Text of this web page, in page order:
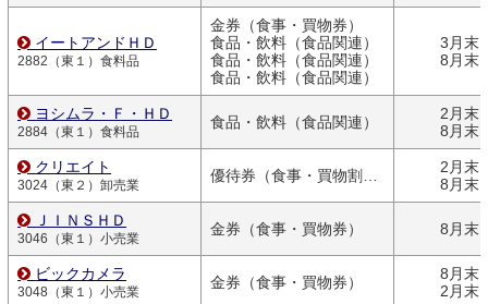
イートアンドＨＤ
2882（東１）食料品
金券（食事・買物券）
食品・飲料（食品関連）
食品・飲料（食品関連）
食品・飲料（食品関連）
3月末
8月末
ヨシムラ・Ｆ・ＨＤ
2884（東１）食料品
食品・飲料（食品関連）
2月末
8月末
クリエイト
3024（東２）卸売業
優待券（食事・買物割引券）
2月末
8月末
ＪＩＮＳＨＤ
3046（東１）小売業
金券（食事・買物券） 8月末
ビックカメラ
3048（東１）小売業
金券（食事・買物券）
8月末
2月末